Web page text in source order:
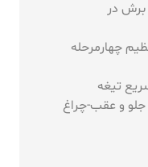
در
چهارمرحله
تیغه
جلو و عقب-چراغ